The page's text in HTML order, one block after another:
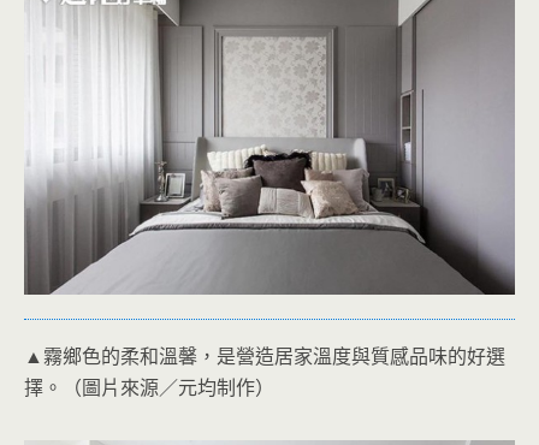
▲霧鄉色的柔和溫馨，是營造居家溫度與質感品味的好選
擇。（圖片來源／元均制作）